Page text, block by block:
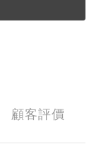
顧客評價